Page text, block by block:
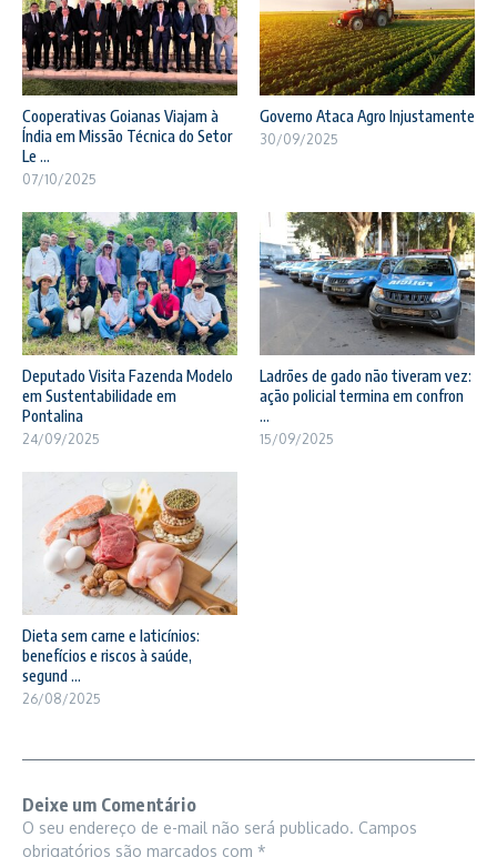
Cooperativas Goianas Viajam à
Índia em Missão Técnica do Setor
Le ...
07/10/2025
Governo Ataca Agro Injustamente
30/09/2025
Deputado Visita Fazenda Modelo
em Sustentabilidade em
Pontalina
24/09/2025
Ladrões de gado não tiveram vez:
ação policial termina em confron
...
15/09/2025
Dieta sem carne e laticínios:
benefícios e riscos à saúde,
segund ...
26/08/2025
Deixe um Comentário
O seu endereço de e-mail não será publicado. Campos
obrigatórios são marcados com *